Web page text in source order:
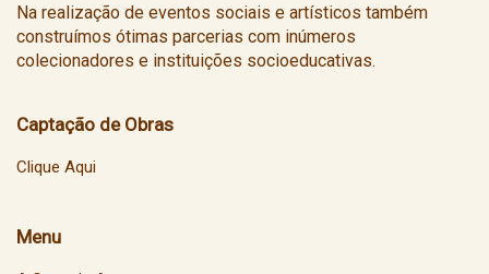
Na realização de eventos sociais e artísticos também
construímos ótimas parcerias com inúmeros
colecionadores e instituições socioeducativas.
Captação de Obras
Clique Aqui
Menu